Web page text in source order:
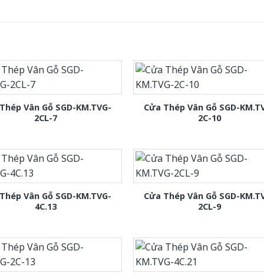
Vân Gỗ SGD-KM.TVG-
2CL-7
Cửa Thép Vân Gỗ SGD-
2C-10
Vân Gỗ SGD-KM.TVG-
4C.13
Cửa Thép Vân Gỗ SGD-
2CL-9